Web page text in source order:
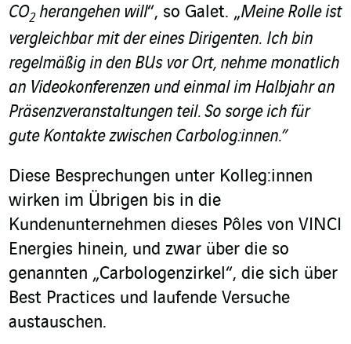
CO2herangehen will“, so Galet. „Meine Rolle ist
vergleichbar mit der eines Dirigenten. Ich bin
regelmäßig in den BUs vor Ort, nehme monatlich
an Videokonferenzen und einmal im Halbjahr an
Präsenzveranstaltungen teil. So sorge ich für
gute Kontakte zwischen Carbolog:innen.”
Diese Besprechungen unter Kolleg:innen
wirken im Übrigen bis in die
Kundenunternehmen dieses Pôles von VINCI
Energies hinein, und zwar über die so
genannten „Carbologenzirkel“, die sich über
Best Practices und laufende Versuche
austauschen.